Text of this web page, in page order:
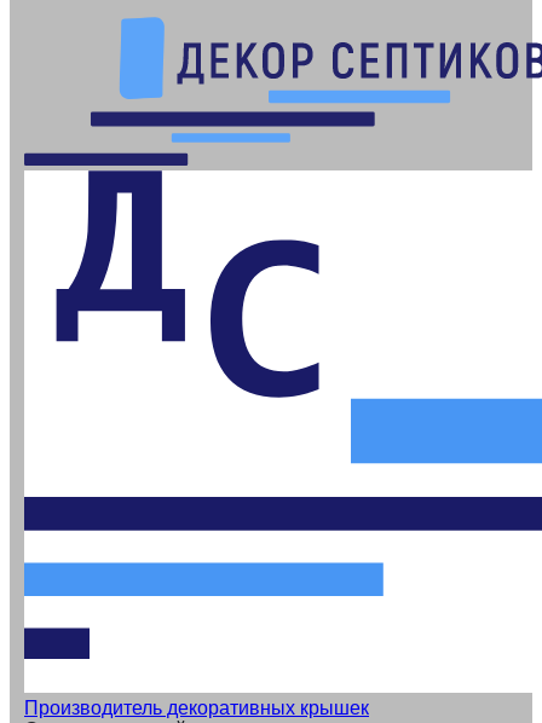
Производитель декоративных крышек